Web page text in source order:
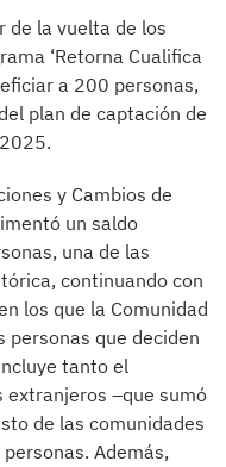
de la vuelta de los
‘Retorna Cualifica
a 200 personas,
plan de captación de
y Cambios de
un saldo
una de las
continuando con
los que la Comunidad
personas que deciden
tanto el
–que sumó
de las comunidades
Además,